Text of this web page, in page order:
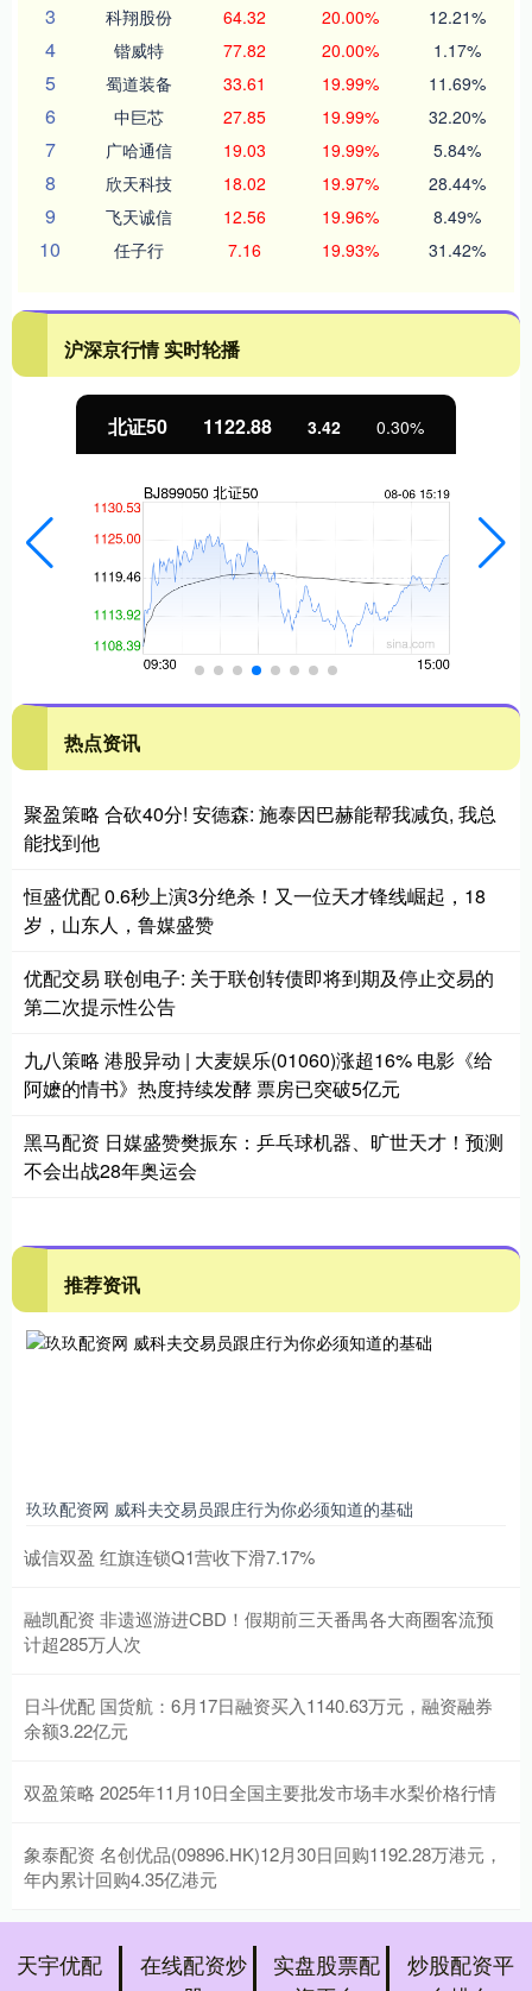
3 科翔股份 64.32 20.00% 12.21%
4 锴威特 77.82 20.00% 1.17%
5 蜀道装备 33.61 19.99% 11.69%
6 中巨芯 27.85 19.99% 32.20%
7 广哈通信 19.03 19.99% 5.84%
8 欣天科技 18.02 19.97% 28.44%
9 飞天诚信 12.56 19.96% 8.49%
10 任子行 7.16 19.93% 31.42%
沪深京行情 实时轮播
北证50 1122.88 3.42 0.30%
热点资讯
聚盈策略 合砍40分! 安德森: 施泰因巴赫能帮我减负, 我总
能找到他
恒盛优配 0.6秒上演3分绝杀！又一位天才锋线崛起，18
岁，山东人，鲁媒盛赞
优配交易 联创电子: 关于联创转债即将到期及停止交易的
第二次提示性公告
九八策略 港股异动 | 大麦娱乐(01060)涨超16% 电影《给
阿嬷的情书》热度持续发酵 票房已突破5亿元
黑马配资 日媒盛赞樊振东：乒乓球机器、旷世天才！预测
不会出战28年奥运会
推荐资讯
玖玖配资网 威科夫交易员跟庄行为你必须知道的基础
诚信双盈 红旗连锁Q1营收下滑7.17%
融凯配资 非遗巡游进CBD！假期前三天番禺各大商圈客流预
计超285万人次
日斗优配 国货航：6月17日融资买入1140.63万元，融资融券
余额3.22亿元
双盈策略 2025年11月10日全国主要批发市场丰水梨价格行情
象泰配资 名创优品(09896.HK)12月30日回购1192.28万港元，
年内累计回购4.35亿港元
天宇优配
在线配资炒
实盘股票配
炒股配资平